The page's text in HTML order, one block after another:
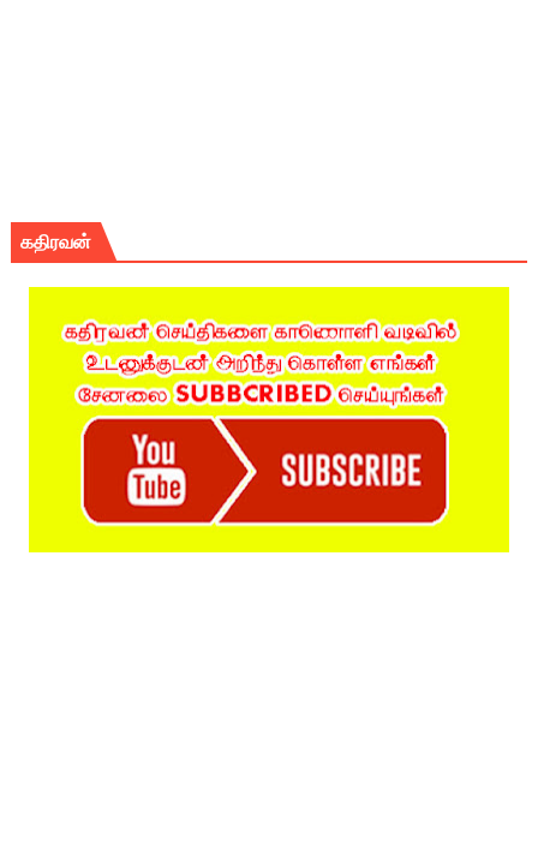
கதிரவன்